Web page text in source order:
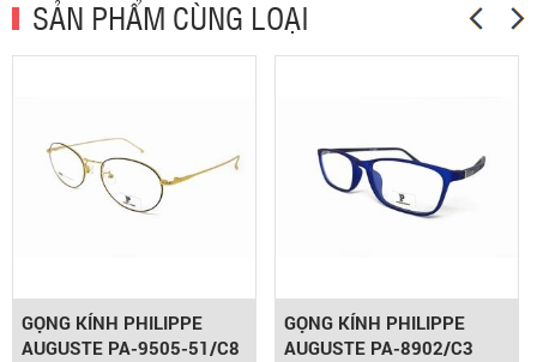
SẢN PHẨM CÙNG LOẠI
GỌNG KÍNH PHILIPPE
AUGUSTE PA-9505-51/C8
GỌNG KÍNH PHILIPPE
AUGUSTE PA-8902/C3